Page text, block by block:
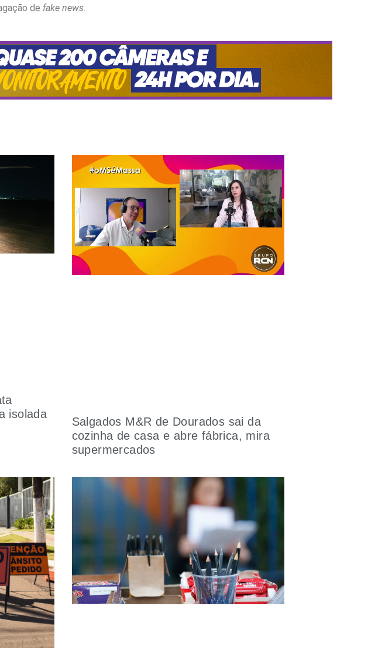
de fake news
isolada
Salgados M&R de Dourados sai da
cozinha de casa e abre fábrica, mira
supermercados